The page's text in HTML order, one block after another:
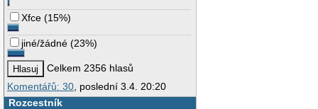
Xfce (15%)
jiné/žádné (23%)
Celkem 2356 hlasů
Komentářů: 30 , poslední 3.4. 20:20
Rozcestník